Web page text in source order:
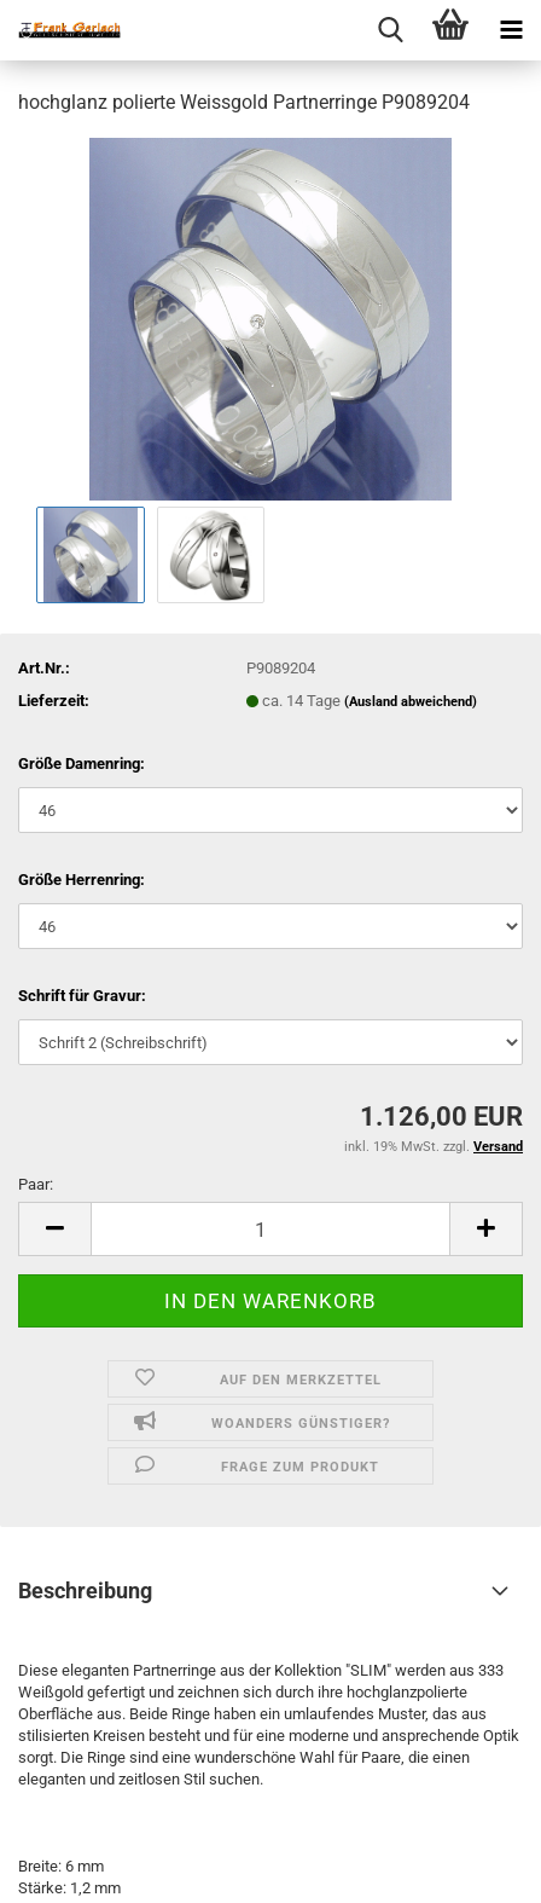
hochglanz polierte Weissgold Partnerringe P9089204
Art.Nr.:
P9089204
Lieferzeit:
ca. 14 Tage(Ausland abweichend)
Größe Damenring:
Größe Herrenring:
Schrift für Gravur:
1.126,00 EUR
inkl. 19% MwSt. zzgl. Versand
Paar:
AUF DEN MERKZETTEL
WOANDERS GÜNSTIGER?
FRAGE ZUM PRODUKT
Beschreibung
Diese eleganten Partnerringe aus der Kollektion "SLIM" werden aus 333
Weißgold gefertigt und zeichnen sich durch ihre hochglanzpolierte
Oberfläche aus. Beide Ringe haben ein umlaufendes Muster, das aus
stilisierten Kreisen besteht und für eine moderne und ansprechende Optik
sorgt. Die Ringe sind eine wunderschöne Wahl für Paare, die einen
eleganten und zeitlosen Stil suchen.
Breite: 6 mm
Stärke: 1,2 mm